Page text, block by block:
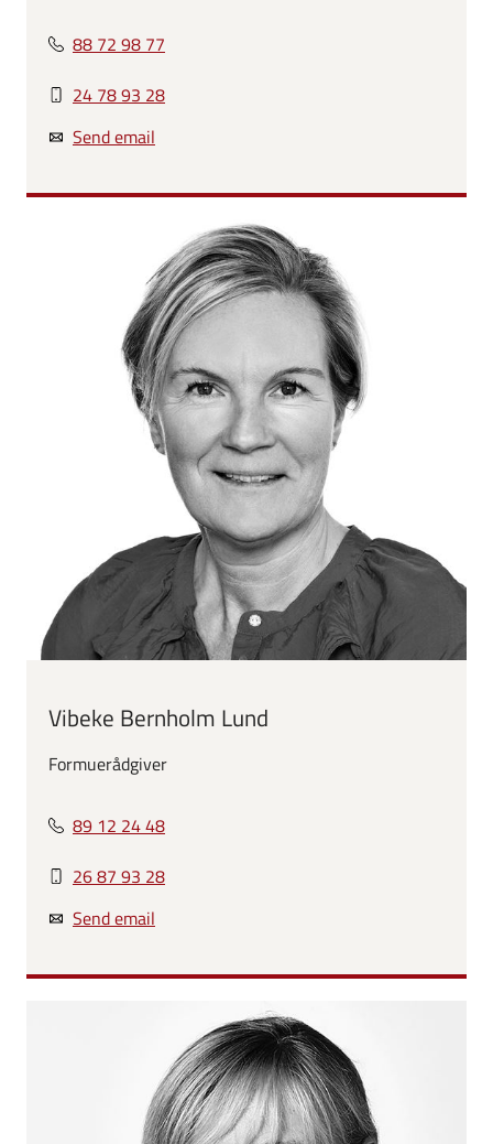
88 72 98 77
24 78 93 28
Send email
Vibeke Bernholm Lund
Formuerådgiver
89 12 24 48
26 87 93 28
Send email